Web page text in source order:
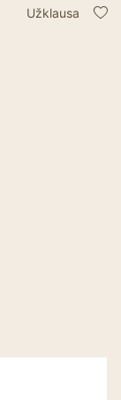
dangteliu,
Užklausa